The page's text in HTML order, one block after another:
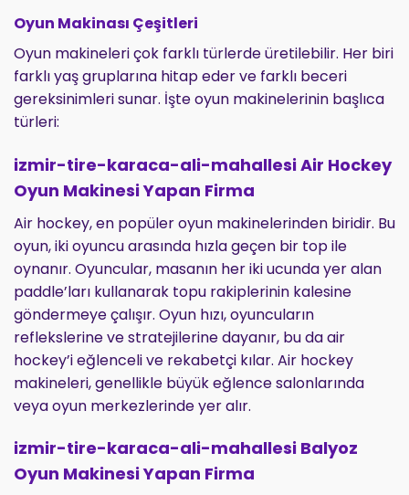
Oyun Makinası Çeşitleri
Oyun makineleri çok farklı türlerde üretilebilir. Her biri
farklı yaş gruplarına hitap eder ve farklı beceri
gereksinimleri sunar. İşte oyun makinelerinin başlıca
türleri:
izmir-tire-karaca-ali-mahallesi Air Hockey
Oyun Makinesi Yapan Firma
Air hockey, en popüler oyun makinelerinden biridir. Bu
oyun, iki oyuncu arasında hızla geçen bir top ile
oynanır. Oyuncular, masanın her iki ucunda yer alan
paddle’ları kullanarak topu rakiplerinin kalesine
göndermeye çalışır. Oyun hızı, oyuncuların
reflekslerine ve stratejilerine dayanır, bu da air
hockey’i eğlenceli ve rekabetçi kılar. Air hockey
makineleri, genellikle büyük eğlence salonlarında
veya oyun merkezlerinde yer alır.
izmir-tire-karaca-ali-mahallesi Balyoz
Oyun Makinesi Yapan Firma